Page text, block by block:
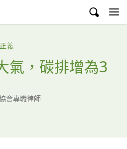
義
氣，碳排增為3
會專職律師